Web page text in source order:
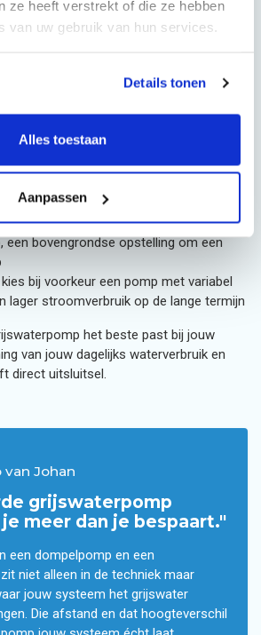
ze heeft verstrekt of die ze hebben
van uw gebruik van hun services.
Details tonen
Alles toestaan
Aanpassen
grijswatersysteem staan of vallen met de
dagelijkse grijswaterverbruik van jouw
in jouw woning
of inpandige tank vraagt om
een bovengrondse opstelling om een
bij voorkeur een pomp met variabel
lager stroomverbruik op de lange termijn
het beste past bij jouw
van jouw dagelijks waterverbruik en
direct uitsluitsel.
Johan
grijswaterpomp
meer dan je bespaart."
een dompelpomp en een
niet alleen in de techniek maar
jouw systeem het grijswater
Die afstand en dat hoogteverschil